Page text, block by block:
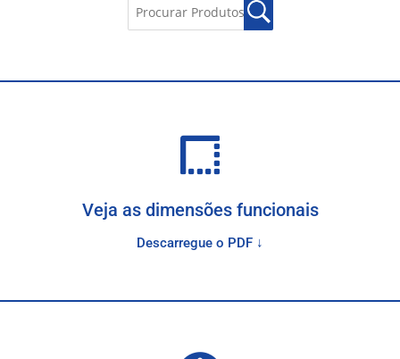
Veja as dimensões funcionais
Descarregue o PDF ↓